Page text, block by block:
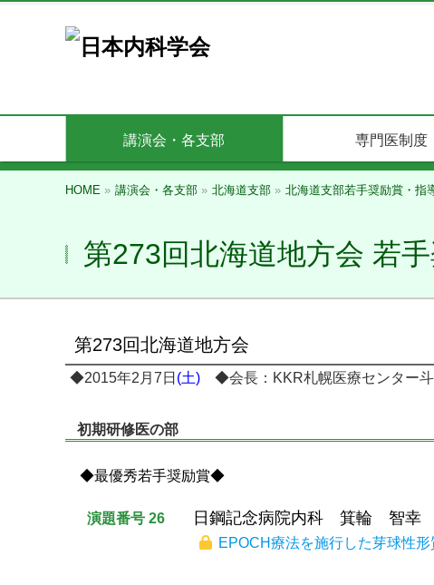
講演会・各支部 専門医制度
HOME » 講演会・各支部 » 北海道支部 » 北海道支部若手奨励賞・指
第273回北海道地方会 若
第273回北海道地方会
◆2015年2月7日 (土) ◆会長：KKR札幌医療センタ
初期研修医の部
◆最優秀若手奨励賞◆
演題番号 26 日鋼記念病院内科 箕輪 智幸
EPOCH療法を施行した芽球性